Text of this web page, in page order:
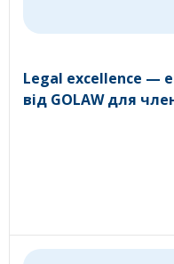
Legal excellence —
від GOLAW для